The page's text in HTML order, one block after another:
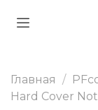
Главная
Hard Cover